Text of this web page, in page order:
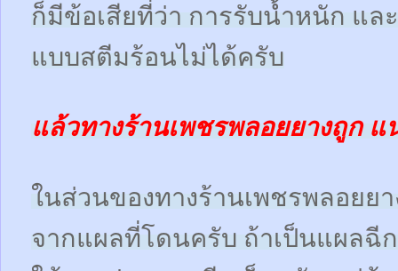
ก็มีข้อเสียที่ว่า การรับน้ำหนัก แ
แบบสตีมร้อนไม่ได้ครับ
แล้วทางร้านเพชรพลอยยางถูก
ในส่วนของทางร้านเพชรพลอยย
จากแผลที่โดนครับ ถ้าเป็นแผลฉี